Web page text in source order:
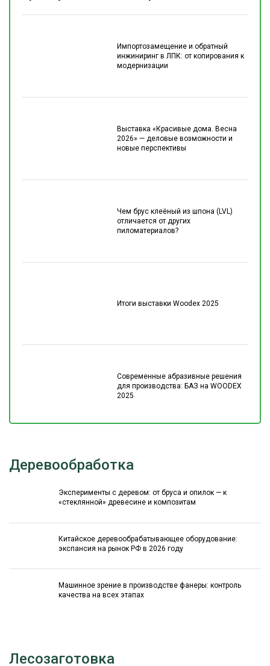
Импортозамещение и обратный
инжиниринг в ЛПК: от копирования к
модернизации
Выставка «Красивые дома. Весна
2026» — деловые возможности и
новые перспективы
Чем брус клеёный из шпона (LVL)
отличается от других
пиломатериалов?
Итоги выставки Woodex 2025
Современные абразивные решения
для производства: БАЗ на WOODEX
2025
Деревообработка
Эксперименты с деревом: от бруса и опилок — к
«стеклянной» древесине и композитам
Китайское деревообрабатывающее оборудование:
экспансия на рынок РФ в 2026 году
Машинное зрение в производстве фанеры: контроль
качества на всех этапах
Лесозаготовка